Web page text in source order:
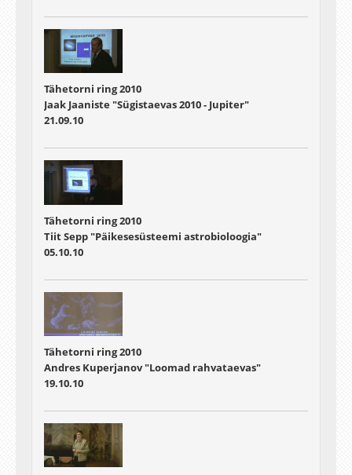
Tähetorni ring 2010
Jaak Jaaniste "Sügistaevas 2010 - Jupiter"
21.09.10
Tähetorni ring 2010
Tiit Sepp "Päikesesüsteemi astrobioloogia"
05.10.10
Tähetorni ring 2010
Andres Kuperjanov "Loomad rahvataevas"
19.10.10